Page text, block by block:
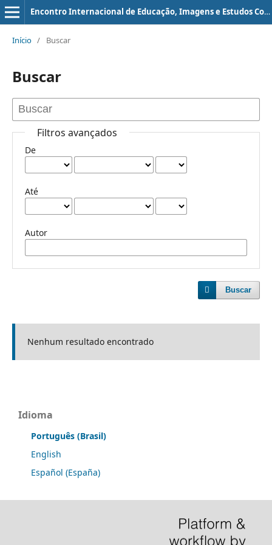
Encontro Internacional de Educação, Imagens e Estudos Corporais e Encontro Anual do LEC
Início / Buscar
Buscar
Filtros avançados
De
Até
Autor
Buscar
Nenhum resultado encontrado
Idioma
Português (Brasil)
English
Español (España)